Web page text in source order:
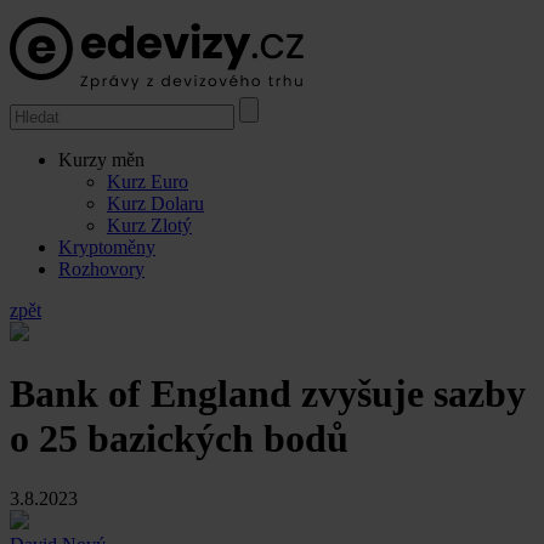
Kurzy měn
Kurz Euro
Kurz Dolaru
Kurz Zlotý
Kryptoměny
Rozhovory
zpět
Bank of England zvyšuje sazby
o 25 bazických bodů
3.8.2023